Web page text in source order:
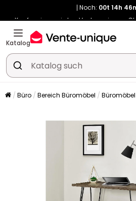
Kauf-unique wird zu Vente-unique -
Noch:00t14h
Katalog
Büro Bereich Büromöbel Büromöbel